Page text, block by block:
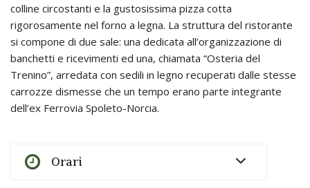
colline circostanti e la gustosissima pizza cotta
rigorosamente nel forno a legna. La struttura del ristorante
si compone di due sale: una dedicata all’organizzazione di
banchetti e ricevimenti ed una, chiamata “Osteria del
Trenino”, arredata con sedili in legno recuperati dalle stesse
carrozze dismesse che un tempo erano parte integrante
dell’ex Ferrovia Spoleto-Norcia.
Orari